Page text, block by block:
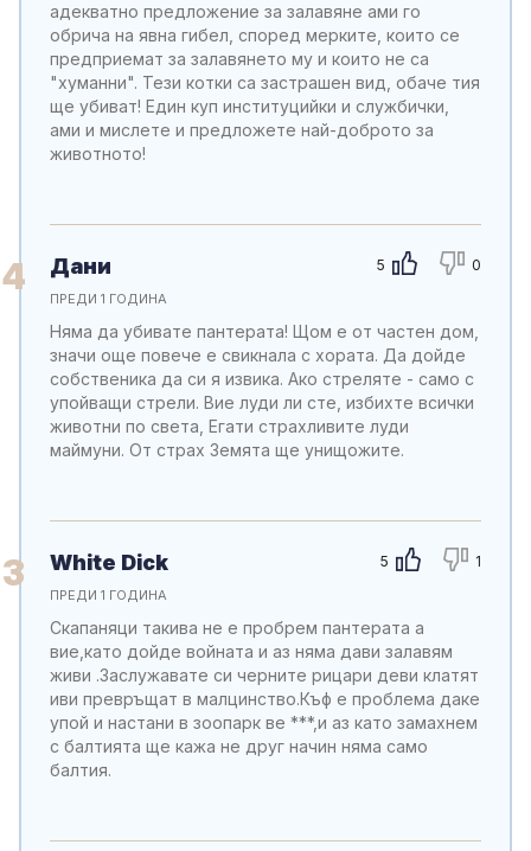
адекватно предложение за залавяне ами го
обрича на явна гибел, според мерките, които се
предприемат за залавянето му и които не са
"хуманни". Тези котки са застрашен вид, обаче тия
ще убиват! Един куп институцийки и службички,
ами и мислете и предложете най-доброто за
животното!
4 5 0
Дани
ПРЕДИ 1 ГОДИНА
Няма да убивате пантерата! Щом е от частен дом,
значи още повече е свикнала с хората. Да дойде
собственика да си я извика. Ако стреляте - само с
упойващи стрели. Вие луди ли сте, избихте всички
животни по света, Егати страхливите луди
маймуни. От страх Земята ще унищожите.
3 5 1
White Dick
ПРЕДИ 1 ГОДИНА
Скапаняци такива не е пробрем пантерата а
вие,като дойде войната и аз няма дави залавям
живи .Заслужавате си черните рицари деви клатят
иви превръщат в малцинство.Къф е проблема даке
упой и настани в зоопарк ве ***,и аз като замахнем
с балтията ще кажа не друг начин няма само
балтия.